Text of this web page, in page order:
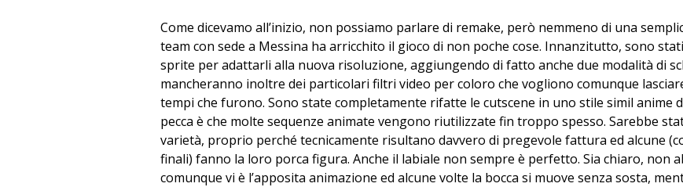
Come dicevamo all’inizio, non possiamo parlare di remake, però nemmeno di una
team con sede a Messina ha arricchito il gioco di non poche cose. Innanzitutto, sono
sprite per adattarli alla nuova risoluzione, aggiungendo di fatto anche due modalità di
mancheranno inoltre dei particolari filtri video per coloro che vogliono comunque
tempi che furono. Sono state completamente rifatte le cutscene in uno stile simil anime
pecca è che molte sequenze animate vengono riutilizzate fin troppo spesso. Sarebbe
varietà, proprio perché tecnicamente risultano davvero di pregevole fattura ed alcune
finali) fanno la loro porca figura. Anche il labiale non sempre è perfetto. Sia chiaro, non
comunque vi è l’apposita animazione ed alcune volte la bocca si muove senza sosta,